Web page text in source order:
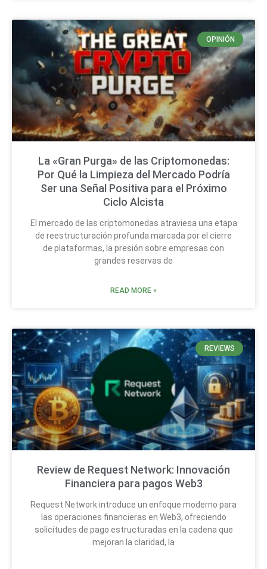
OPINIÓN
La «Gran Purga» de las Criptomonedas:
Por Qué la Limpieza del Mercado Podría
Ser una Señal Positiva para el Próximo
Ciclo Alcista
El mercado de las criptomonedas atraviesa una etapa
de reestructuración profunda marcada por el cierre
de plataformas, la presión sobre empresas con
grandes reservas de
READ MORE »
REVIEWS
Review de Request Network: Innovación
Financiera para pagos Web3
Request Network introduce un enfoque moderno para
las operaciones financieras en Web3, ofreciendo
solicitudes de pago estructuradas en la cadena que
mejoran la claridad, la